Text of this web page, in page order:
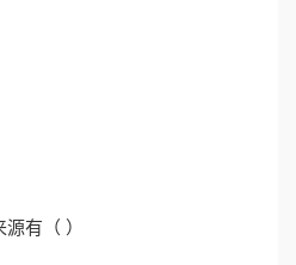
有（ ）